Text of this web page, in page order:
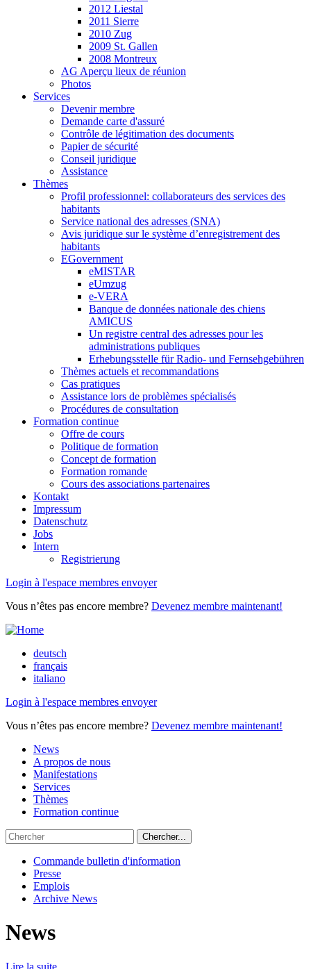
2012 Liestal
2011 Sierre
2010 Zug
2009 St. Gallen
2008 Montreux
AG Aperçu lieux de réunion
Photos
Services
Devenir membre
Demande carte d'assuré
Contrôle de légitimation des documents
Papier de sécurité
Conseil juridique
Assistance
Thèmes
Profil professionnel: collaborateurs des services des
habitants
Service national des adresses (SNA)
Avis juridique sur le système d’enregistrement des
habitants
EGovernment
eMISTAR
eUmzug
e-VERA
Banque de données nationale des chiens
AMICUS
Un registre central des adresses pour les
administrations publiques
Erhebungsstelle für Radio- und Fernsehgebühren
Thèmes actuels et recommandations
Cas pratiques
Assistance lors de problèmes spécialisés
Procédures de consultation
Formation continue
Offre de cours
Politique de formation
Concept de formation
Formation romande
Cours des associations partenaires
Kontakt
Impressum
Datenschutz
Jobs
Intern
Registrierung
Login à l'espace membres envoyer
Vous n’êtes pas encore membre? Devenez membre maintenant!
deutsch
français
italiano
Login à l'espace membres envoyer
Vous n’êtes pas encore membre? Devenez membre maintenant!
News
A propos de nous
Manifestations
Services
Thèmes
Formation continue
Commande bulletin d'information
Presse
Emplois
Archive News
News
Lire la suite